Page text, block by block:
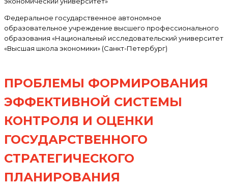
Федеральное государственное автономное
образовательное учреждение высшего профессионального
образования «Национальный исследовательский университет
«Высшая школа экономики» (Санкт-Петербург)
ПРОБЛЕМЫ ФОРМИРОВАНИЯ
ЭФФЕКТИВНОЙ СИСТЕМЫ
КОНТРОЛЯ И ОЦЕНКИ
ГОСУДАРСТВЕННОГО
СТРАТЕГИЧЕСКОГО
ПЛАНИРОВАНИЯ